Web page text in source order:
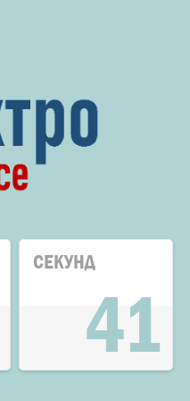
СЕКУНД
41